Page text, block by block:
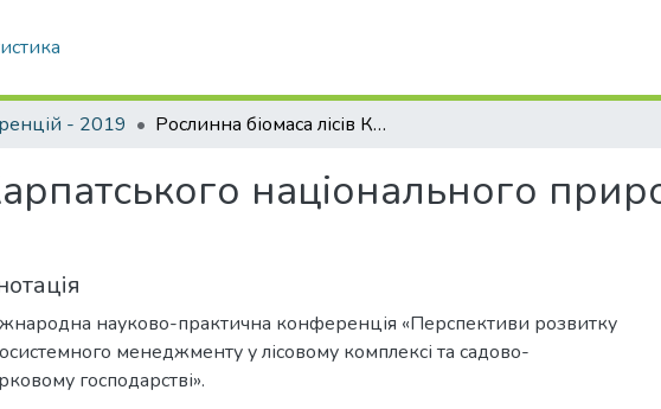
- 2019 Рослинна біомаса лісів Карпатського національного природного парку
національного
науково-практична конференція «Перспективи розвитку
менеджменту у лісовому комплексі та садово-
господарстві».